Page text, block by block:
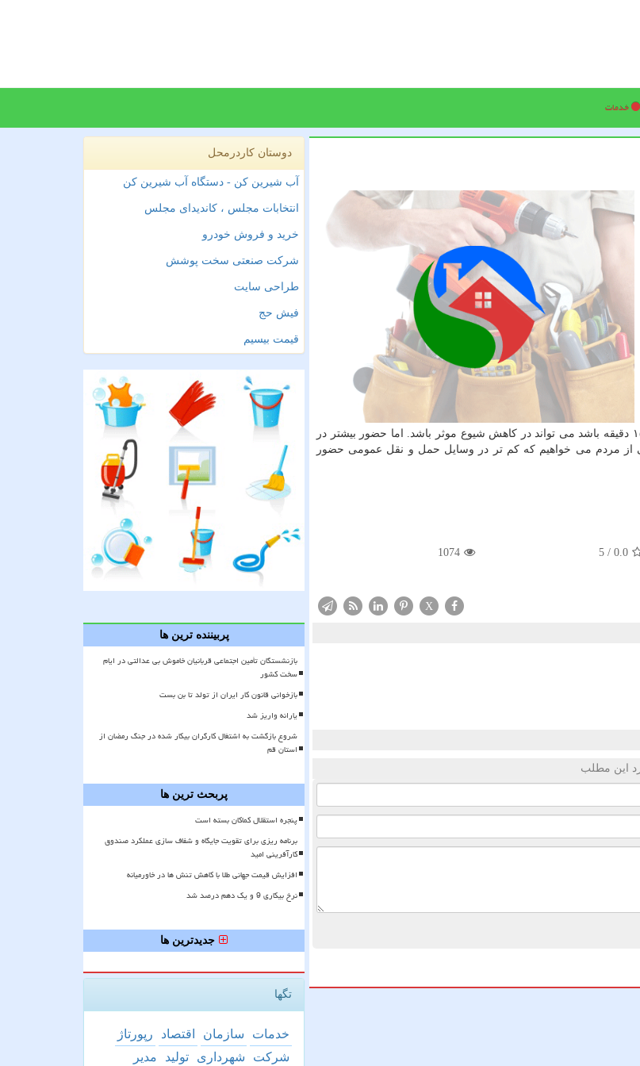
خدمات
داده ها اگر زمان استفاده از وسایل حمل و نقل عمومی، کم تر از ۲۰ یا ۱۵ دقیقه باشد می تواند در کاهش شیوع موثر باشد. اما حضور بیشتر در
از مردم می خواهیم که کم تر در وسایل حمل و نقل عمومی حضور
0.0
/
5
1074
X
این مطلب
دوستان کاردرمحل
آب شیرین کن - دستگاه آب شیرین کن
انتخابات مجلس ، کاندیدای مجلس
خرید و فروش خودرو
شرکت صنعتی سخت پوشش
طراحی سایت
فیش حج
قیمت بیسیم
پربیننده ترین ها
بازنشستگان تأمین اجتماعی قربانیان خاموش بی عدالتی در ایام
سخت کشور
بازخوانی قانون کار ایران از تولد تا بن بست
یارانه واریز شد
شروع بازگشت به اشتغال کارگران بیکار شده در جنگ رمضان از
استان قم
پربحث ترین ها
پنجره استقلال کماکان بسته است
برنامه ریزی برای تقویت جایگاه و شفاف سازی عملکرد صندوق
کارآفرینی امید
افزایش قیمت جهانی طلا با کاهش تنش ها در خاورمیانه
نرخ بیکاری 9 و یک دهم درصد شد
جدیدترین ها
تگها
خدمات سازمان اقتصاد
رپورتاژ
شركت
شهرداری تولید مدیر